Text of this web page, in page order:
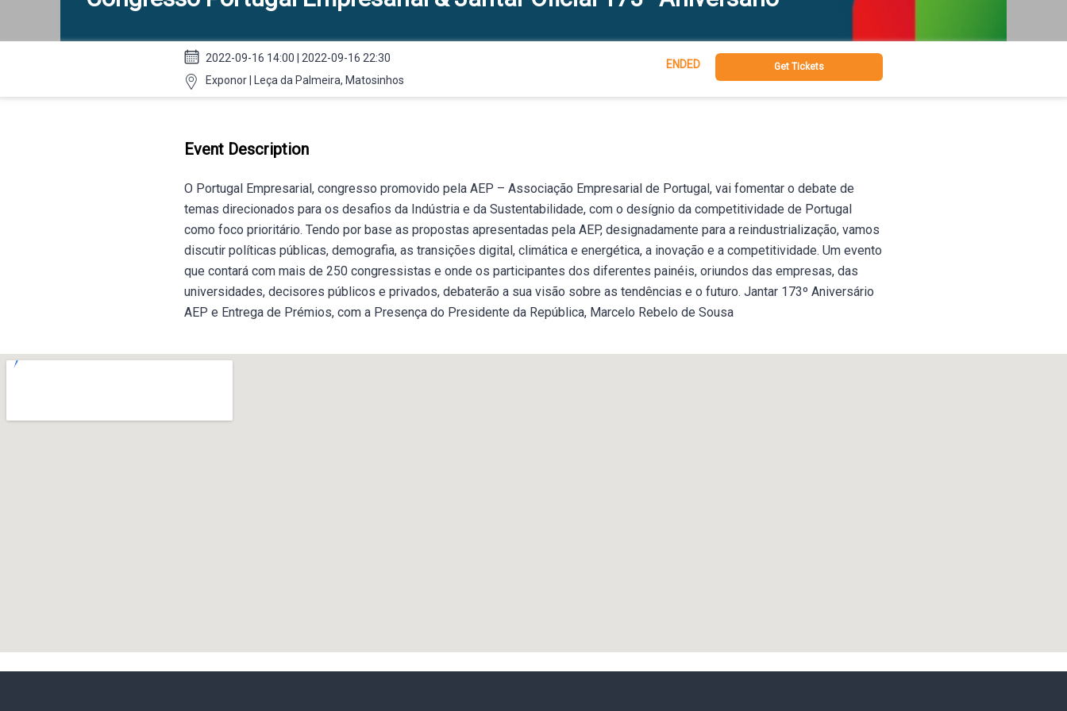
2022-09-16 14:00 | 2022-09-16 22:30
Exponor | Leça da Palmeira, Matosinhos
ENDED Get Tickets
Event Description
O Portugal Empresarial, congresso promovido pela AEP – Associação Empresarial de Portugal, vai fomentar o debate de
temas direcionados para os desafios da Indústria e da Sustentabilidade, com o desígnio da competitividade de Portugal
como foco prioritário. Tendo por base as propostas apresentadas pela AEP, designadamente para a reindustrialização, vamos
discutir políticas públicas, demografia, as transições digital, climática e energética, a inovação e a competitividade. Um evento
que contará com mais de 250 congressistas e onde os participantes dos diferentes painéis, oriundos das empresas, das
universidades, decisores públicos e privados, debaterão a sua visão sobre as tendências e o futuro. Jantar 173º Aniversário
AEP e Entrega de Prémios, com a Presença do Presidente da República, Marcelo Rebelo de Sousa